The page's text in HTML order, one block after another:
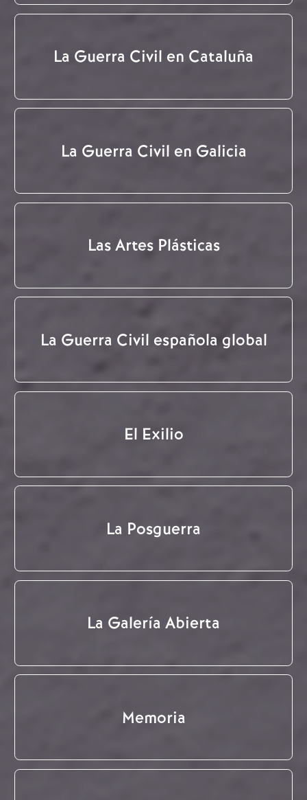
La Guerra Civil en Cataluña
La Guerra Civil en Galicia
Las Artes Plásticas
La Guerra Civil española global
El Exilio
La Posguerra
La Galería Abierta
Memoria